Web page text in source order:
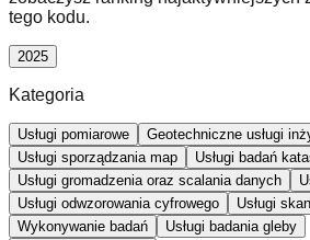
tego kodu.
2025
Kategoria
Usługi pomiarowe
Geotechniczne usługi
Usługi sporządzania map
Usługi badań
Usługi gromadzenia oraz scalania danych
Usługi odwzorowania cyfrowego
Usługi
Wykonywanie badań
Usługi badania gleby